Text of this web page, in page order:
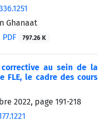
Ghanaat
797.26 K
au sein de la
FLE, le cadre des cours
2022, page 191-218